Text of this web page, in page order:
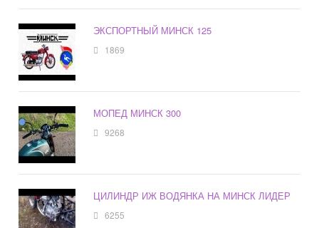
ЭКСПОРТНЫЙ МИНСК 125
1869
МОПЕД МИНСК 300
9268
ЦИЛИНДР ИЖ ВОДЯНКА НА МИНСК ЛИДЕР
6255